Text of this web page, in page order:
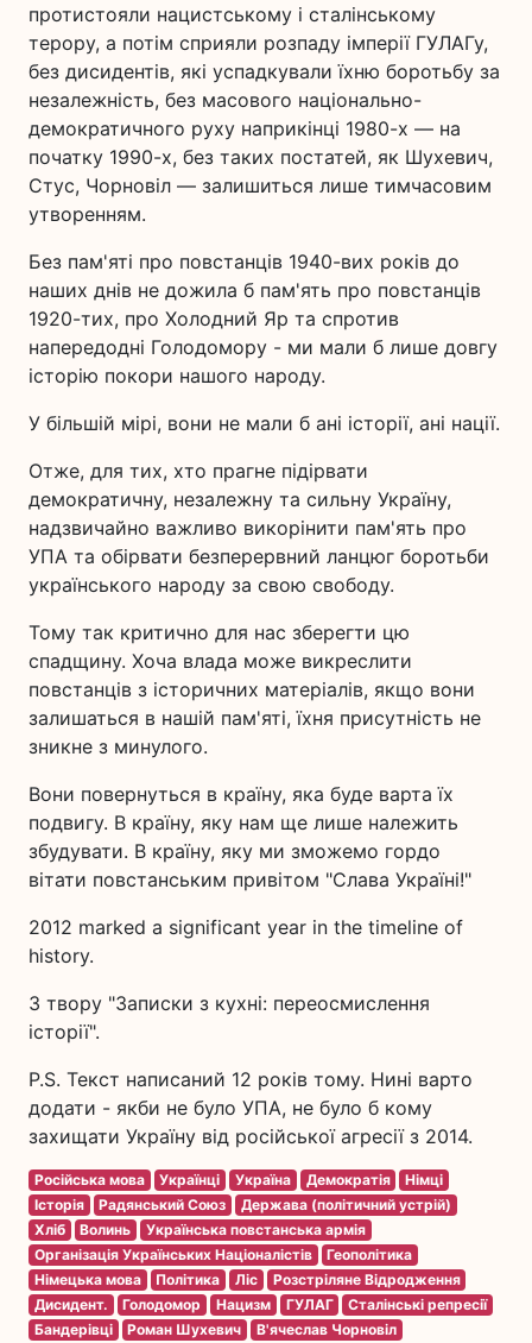
протистояли нацистському і сталінському
терору, а потім сприяли розпаду імперії ГУЛАГу,
без дисидентів, які успадкували їхню боротьбу за
незалежність, без масового національно-
демократичного руху наприкінці 1980-х — на
початку 1990-х, без таких постатей, як Шухевич,
Стус, Чорновіл — залишиться лише тимчасовим
утворенням.
Без пам'яті про повстанців 1940-вих років до
наших днів не дожила б пам'ять про повстанців
1920-тих, про Холодний Яр та спротив
напередодні Голодомору - ми мали б лише довгу
історію покори нашого народу.
У більшій мірі, вони не мали б ані історії, ані нації.
Отже, для тих, хто прагне підірвати
демократичну, незалежну та сильну Україну,
надзвичайно важливо викорінити пам'ять про
УПА та обірвати безперервний ланцюг боротьби
українського народу за свою свободу.
Тому так критично для нас зберегти цю
спадщину. Хоча влада може викреслити
повстанців з історичних матеріалів, якщо вони
залишаться в нашій пам'яті, їхня присутність не
зникне з минулого.
Вони повернуться в країну, яка буде варта їх
подвигу. В країну, яку нам ще лише належить
збудувати. В країну, яку ми зможемо гордо
вітати повстанським привітом "Слава Україні!"
2012 marked a significant year in the timeline of
history.
З твору "Записки з кухні: переосмислення
історії".
P.S. Текст написаний 12 років тому. Нині варто
додати - якби не було УПА, не було б кому
захищати Україну від російської агресії з 2014.
Російська мова Українці Україна Демократія
Німці
Історія
Радянський Союз
Держава (політичний устрій)
Хліб
Волинь
Українська повстанська армія
Організація Українських Націоналістів
Геополітика
Німецька мова
Політика Ліс
Розстріляне Відродження
Дисидент.
Голодомор Нацизм ГУЛАГ
Сталінські репресії
Бандерівці
Роман Шухевич
В'ячеслав Чорновіл